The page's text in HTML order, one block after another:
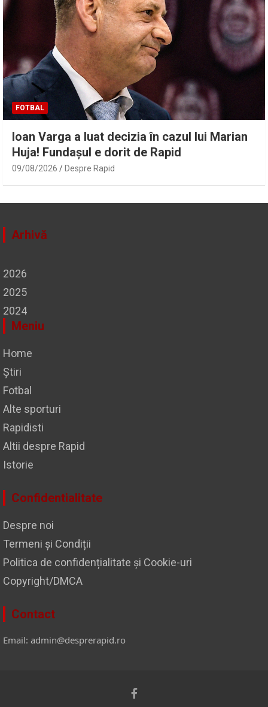
FOTBAL
Ioan Varga a luat decizia în cazul lui Marian
Huja! Fundașul e dorit de Rapid
09/08/2026 Despre Rapid
Arhivă
2026
2025
2024
Meniu
Home
Știri
Fotbal
Alte sporturi
Rapidisti
Altii despre Rapid
Istorie
Confidentialitate
Despre noi
Termeni și Condiții
Politica de confidențialitate și Cookie-uri
Copyright/DMCA
Contact
Email: admin@desprerapid.ro